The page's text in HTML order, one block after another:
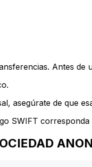
Antes de
asegúrate de que
SWIFT